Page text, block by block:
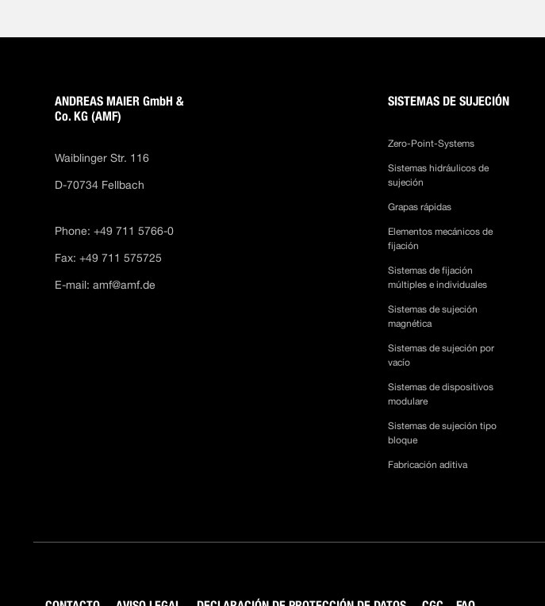
ANDREAS MAIER GmbH &
Co. KG (AMF)
Waiblinger Str. 116
D-70734 Fellbach
Phone: +49 711 5766-0
Fax: +49 711 575725
E-mail:amf@amf.de
SISTEMAS DE SUJECIÓN
Zero-Point-Systems
Sistemas hidráulicos de
sujeción
Grapas rápidas
Elementos mecánicos de
fijación
Sistemas de fijación
múltiples e individuales
Sistemas de sujeción
magnética
Sistemas de sujeción por
vacío
Sistemas de dispositivos
modulare
Sistemas de sujeción tipo
bloque
Fabricación aditiva